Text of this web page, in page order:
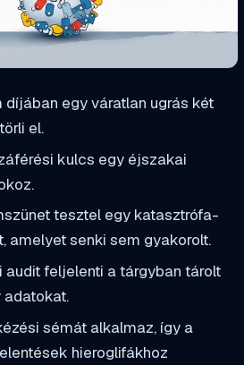
egy váratlan ugrás két
el.
kulcs egy éjszakai
tesztel egy katasztrófa-
amelyet senki sem gyakorolt.
audit feljelenti a tárgyban tárolt
adatokat.
sémát alkalmaz, így a
hieroglifákhoz